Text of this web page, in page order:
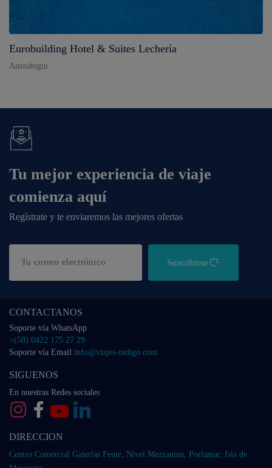
Eurobuilding Hotel & Suites Lechería
Anzoátegui
Tu mejor experiencia de viaje
comienza aquí
Regístrate y te enviaremos las mejores ofertas
Suscribirse
CONTACTANOS
Soporte vía WhatsApp
+(58) 0422 175 27 29
Soporte vía Email info@viajes-indigo.com
SIGUENOS
En nuestras Redes sociales
DIRECCION
Centro Comercial Galerías Fente, Nivel Mezzanina, Porlamar, Isla de